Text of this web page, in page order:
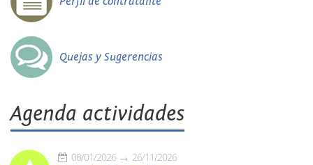
Quejas y Sugerencias
Agenda actividades
08/01/2026 26/11/2026